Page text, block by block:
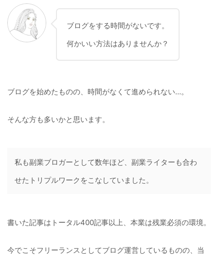
ブログをする時間がないです。
何かいい方法はありませんか？
ブログを始めたものの、時間がなくて進められない…。
そんな方も多いかと思います。
私も副業ブロガーとして数年ほど、副業ライターも合わ
せたトリプルワークをこなしていました。
書いた記事はトータル400記事以上、本業は残業必須の環境。
今でこそフリーランスとしてブログ運営しているものの、当